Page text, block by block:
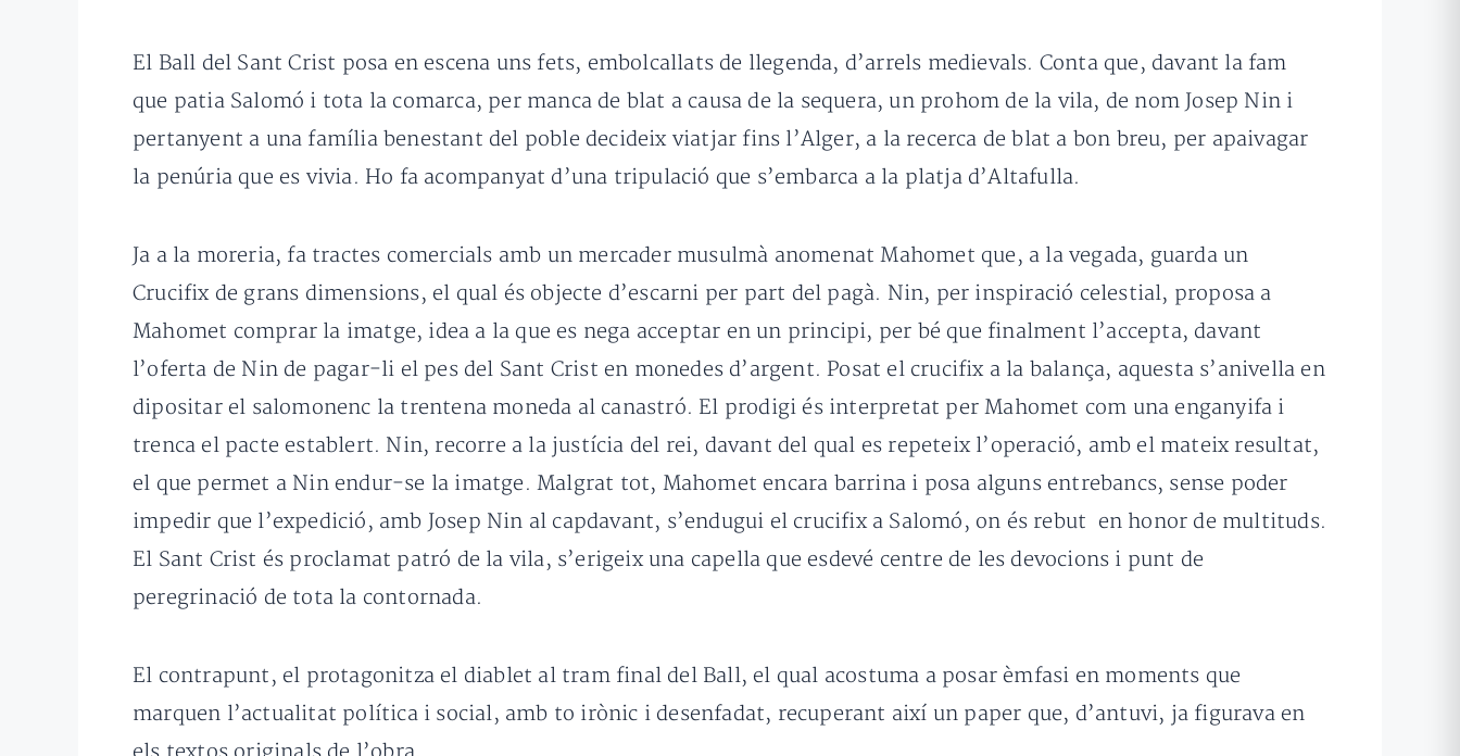
El Ball del Sant Crist posa en escena uns fets, embolcallats de llegenda, d’arrels medievals. Conta que, davant la fam
que patia Salomó i tota la comarca, per manca de blat a causa de la sequera, un prohom de la vila, de nom Josep Nin i
pertanyent a una família benestant del poble decideix viatjar fins l’Alger, a la recerca de blat a bon breu, per apaivagar
la penúria que es vivia. Ho fa acompanyat d’una tripulació que s’embarca a la platja d’Altafulla.
Ja a la moreria, fa tractes comercials amb un mercader musulmà anomenat Mahomet que, a la vegada, guarda un
Crucifix de grans dimensions, el qual és objecte d’escarni per part del pagà. Nin, per inspiració celestial, proposa a
Mahomet comprar la imatge, idea a la que es nega acceptar en un principi, per bé que finalment l’accepta, davant
l’oferta de Nin de pagar-li el pes del Sant Crist en monedes d’argent. Posat el crucifix a la balança, aquesta s’anivella en
dipositar el salomonenc la trentena moneda al canastró. El prodigi és interpretat per Mahomet com una enganyifa i
trenca el pacte establert. Nin, recorre a la justícia del rei, davant del qual es repeteix l’operació, amb el mateix resultat,
el que permet a Nin endur-se la imatge. Malgrat tot, Mahomet encara barrina i posa alguns entrebancs, sense poder
impedir que l’expedició, amb Josep Nin al capdavant, s’endugui el crucifix a Salomó, on és rebut en honor de multituds.
El Sant Crist és proclamat patró de la vila, s’erigeix una capella que esdevé centre de les devocions i punt de
peregrinació de tota la contornada.
El contrapunt, el protagonitza el diablet al tram final del Ball, el qual acostuma a posar èmfasi en moments que
marquen l’actualitat política i social, amb to irònic i desenfadat, recuperant així un paper que, d’antuvi, ja figurava en